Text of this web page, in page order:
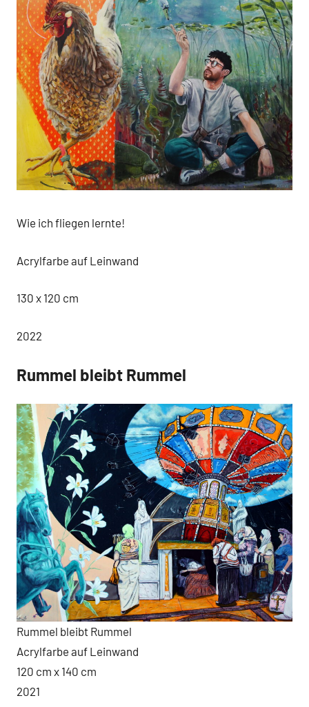
Wie ich fliegen lernte!
Acrylfarbe auf Leinwand
130 x 120 cm
2022
ArbeitenNeuigkeiten
Rummel bleibt Rummel
Rummel bleibt Rummel
Acrylfarbe auf Leinwand
120 cm x 140 cm
2021